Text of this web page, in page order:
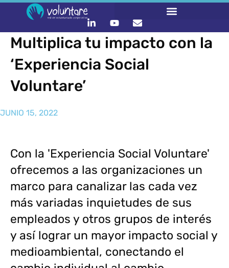
Multiplica tu impacto con la
‘Experiencia Social
Voluntare’
JUNIO 15, 2022
Con la 'Experiencia Social Voluntare'
ofrecemos a las organizaciones un
marco para canalizar las cada vez
más variadas inquietudes de sus
empleados y otros grupos de interés
y así lograr un mayor impacto social y
medioambiental, conectando el